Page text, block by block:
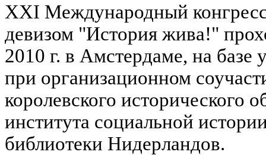
XXI Международный
девизом "История жива!"
2010 г. в Амстердаме, на базе
при организационном
королевского исторического
института социальной
библиотеки Нидерландов.